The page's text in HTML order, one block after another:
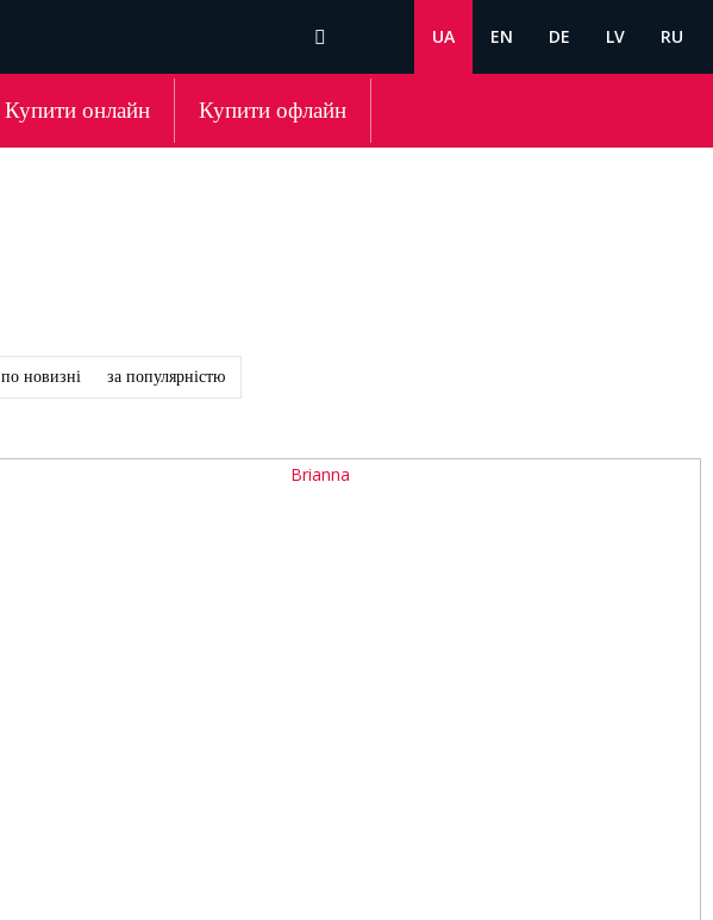
UA EN DE LV RU
Купити онлайн Купити офлайн
по новизні за популярністю